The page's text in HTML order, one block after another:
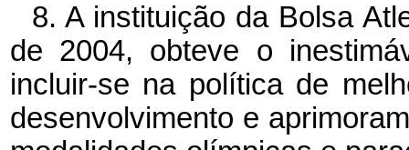
8. A instituição da Bolsa
de 2004, obteve o
incluir-se na política de
desenvolvimento e